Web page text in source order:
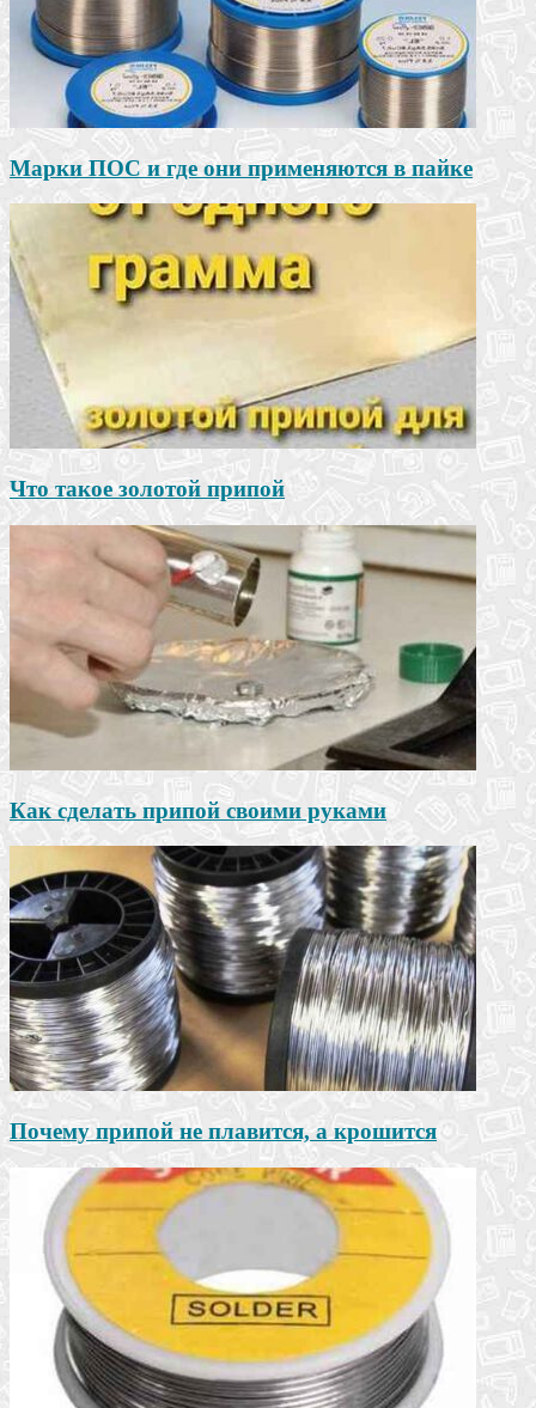
Марки ПОС и где они применяются в пайке
Что такое золотой припой
Как сделать припой своими руками
Почему припой не плавится, а крошится